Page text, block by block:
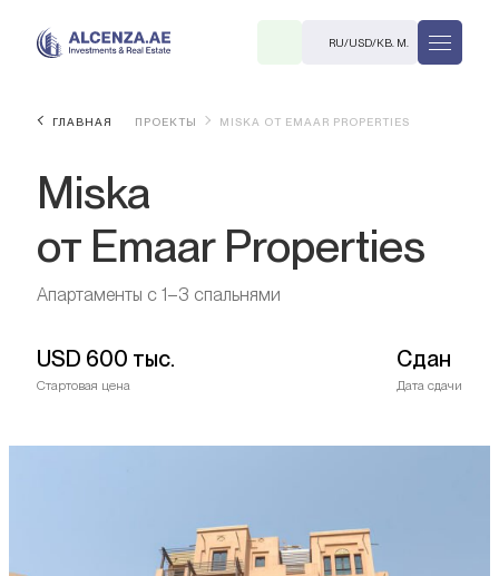
RU/USD/КВ. М.
ГЛАВНАЯ ПРОЕКТЫ MISKA ОТ EMAAR PROPERTIES
Miska
от Emaar Properties
Апартаменты с 1–3 спальнями
USD 600 тыс.
Стартовая цена
Сдан
Дата сдачи